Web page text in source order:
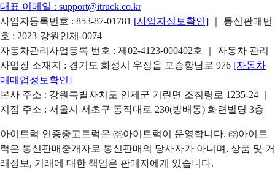
대표 이메일 : support@itruck.co.kr
사업자등록번호 : 853-87-01781 [사업자정보확인]
｜ 통신판매번
호 : 2023-강원인제-0074
자동차관리사업등록 번호 : 제02-4123-000402호 ｜ 자동차 관리
사업장 소재지 : 경기도 화성시 우정읍 포승항남로 976 [자동차
매매업정보확인]
본사 주소 : 강원특별자치도 인제군 기린면 조침령로 1235-24 ｜
지점 주소 : 서울시 서초구 동작대로 230(방배동) 화련빌딩 3층
아이트럭 인증중고트럭은 ㈜아이트럭이 운영합니다. ㈜아이트
럭은 통신판매중개자로 통신판매의 당사자가 아니며, 상품 및 거
래정보, 거래에 대한 책임은 판매자에게 있습니다.